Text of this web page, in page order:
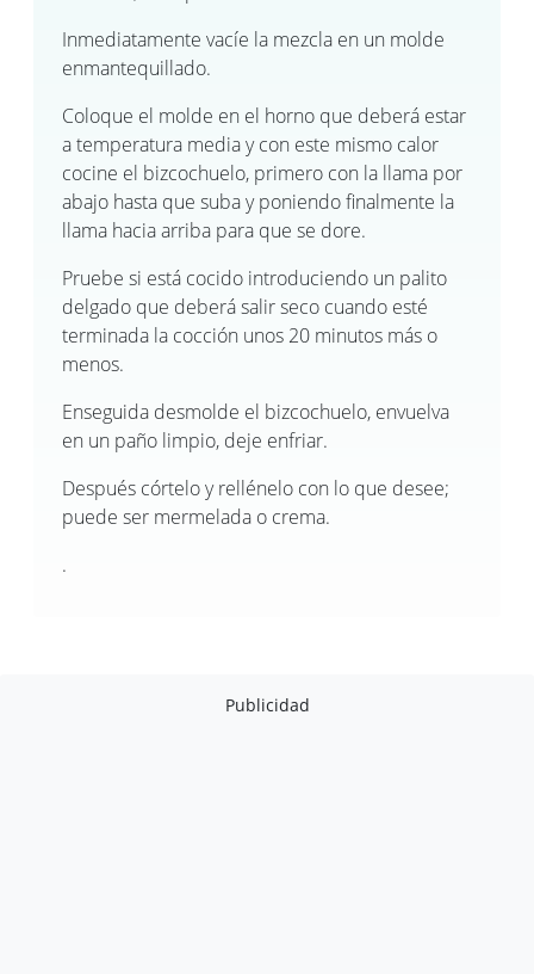
Inmediatamente vacíe la mezcla en un molde
enmantequillado.
Coloque el molde en el horno que deberá estar
a temperatura media y con este mismo calor
cocine el bizcochuelo, primero con la llama por
abajo hasta que suba y poniendo finalmente la
llama hacia arriba para que se dore.
Pruebe si está cocido introduciendo un palito
delgado que deberá salir seco cuando esté
terminada la cocción unos 20 minutos más o
menos.
Enseguida desmolde el bizcochuelo, envuelva
en un paño limpio, deje enfriar.
Después córtelo y rellénelo con lo que desee;
puede ser mermelada o crema.
.
Publicidad